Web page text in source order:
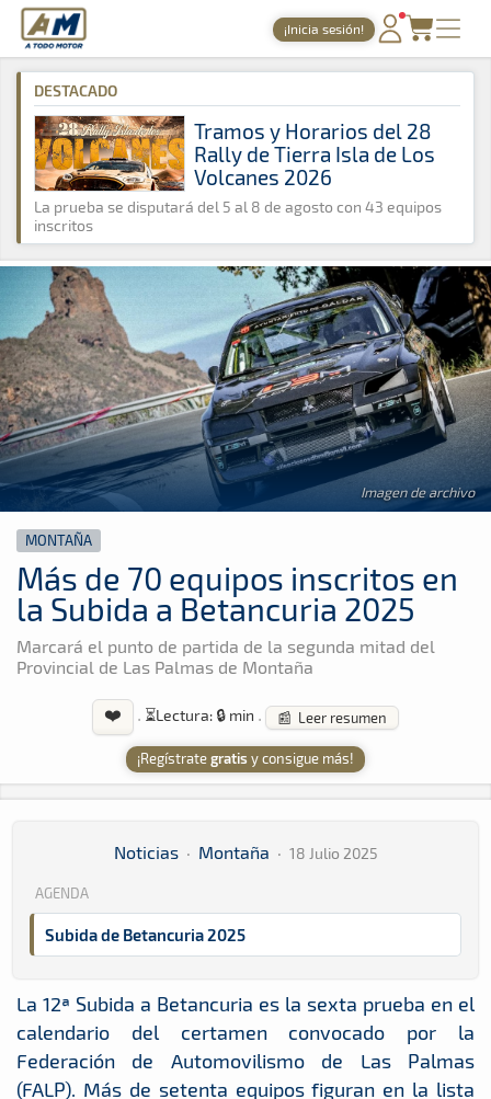
A Todo Motor · Revista del motor desde 1999
¡Inicia sesión!
PORTADA
TIEMPOS ONLINE
NOTICIAS
AGENDA
GALERÍAS
TIENDA
ARCHIVO
A Todo Motor » Noticias » Montaña
DESTACADO
Tramos y Horarios del 28
Rally de Tierra Isla de Los
Volcanes 2026
La prueba se disputará del 5 al 8 de agosto con 43 equipos
inscritos
Imagen de archivo
MONTAÑA
Más de 70 equipos inscritos en
la Subida a Betancuria 2025
Marcará el punto de partida de la segunda mitad del
Provincial de Las Palmas de Montaña
❤️ · ⏳Lectura: 🔒 min · 📰 Leer resumen
¡Regístrategratis y consigue más!
Noticias · Montaña · 18 Julio 2025
AGENDA
Subida de Betancuria 2025
La 12ª Subida a Betancuria es la sexta prueba en el
calendario del certamen convocado por la
Federación de Automovilismo de Las Palmas
(FALP). Más de setenta equipos figuran en la lista